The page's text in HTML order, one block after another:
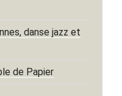
danse jazz et
de Papier